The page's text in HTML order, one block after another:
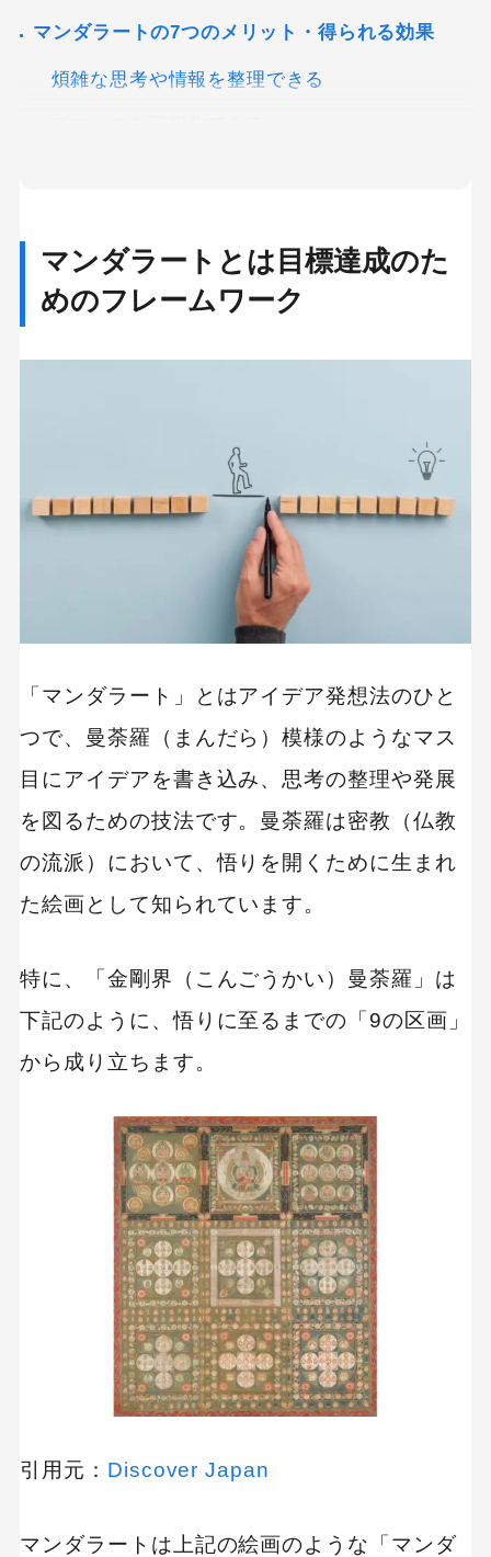
マンダラートの7つのメリット・得られる効果
煩雑な思考や情報を整理できる
目標達成の具体的な施策の洗い出しができる
抜け漏れが防止できる
合計9マスのマス目を作成して中央のマス目に
目標達成に必要なキーワードやコンセプトを周
周囲8マスのキーワードを8つの新たなマンダラ
な施策を記入する
類似するキーワードをグルーピングして施策の
マンダラート作成時の5つのポイント
すべてのマス目を必ず埋める
達成までの期限を設ける
Excel（エクセル）
マンダラート（plusblog）
MandalArt
マンダラートのまとめ
マンダラートとは目標達成のた
めのフレームワーク
「マンダラート」とはアイデア発想法のひと
つで、曼荼羅（まんだら）模様のようなマス
目にアイデアを書き込み、思考の整理や発展
を図るための技法です。曼荼羅は密教（仏教
の流派）において、悟りを開くために生まれ
た絵画として知られています。
特に、「金剛界（こんごうかい）曼荼羅」は
下記のように、悟りに至るまでの「9の区画」
から成り立ちます。
引用元： Discover Japan
マンダラートは上記の絵画のような「マンダ